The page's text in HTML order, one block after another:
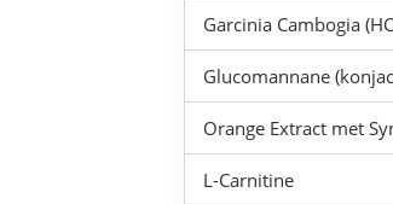
Garcinia Cambogia
Glucomannane
Orange Extract met
L-Carnitine